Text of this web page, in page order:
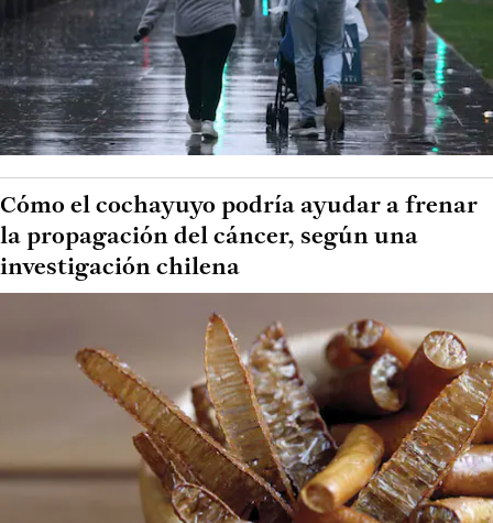
Cómo el cochayuyo podría ayudar a frenar
la propagación del cáncer, según una
investigación chilena